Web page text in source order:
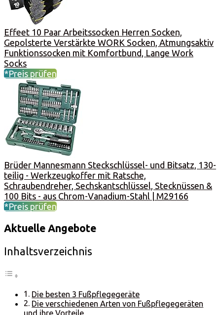
Effeet 10 Paar Arbeitssocken Herren Socken,
Gepolsterte Verstärkte WORK Socken, Atmungsaktiv
Funktionssocken mit Komfortbund, Lange Work
Socks
*Preis prüfen
Brüder Mannesmann Steckschlüssel- und Bitsatz, 130-
teilig - Werkzeugkoffer mit Ratsche,
Schraubendreher, Sechskantschlüssel, Stecknüssen &
100 Bits - aus Chrom-Vanadium-Stahl | M29166
*Preis prüfen
Aktuelle Angebote
Inhaltsverzeichnis
Die besten 3 Fußpflegegeräte
Die verschiedenen Arten von Fußpflegegeräten
und ihre Vorteile